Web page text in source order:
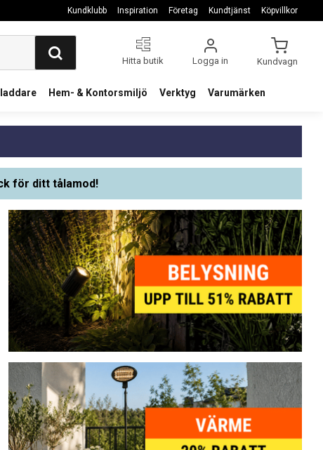
Kundklubb Inspiration Företag Kundtjänst Köpvillkor
Hitta butik Logga in Kundvagn
Hem- & Kontorsmiljö Verktyg Varumärken
för ditt tålamod!